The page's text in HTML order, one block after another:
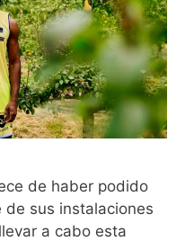
de haber podido
sus instalaciones
a cabo esta